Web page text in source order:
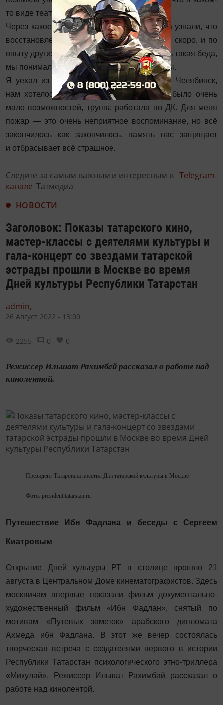
то виде театр сможет существовать.
Через какое-то время в руководстве театра узнали, что
восстановление здания, если и будет, то не скоро, и по
опыту других театров, с которыми случилась такая беда,
мы понимали, что это на многие-многие годы.
Я уехал из Казани вслед за Цейтлиным в Челябинск,
нам ­хотелось продолжать работу, а здесь было очень
мало возможностей, труппа работала по ДК. Для меня
пожар — это очень неприятное воспоминание, но всё
закончилось как закончилось, память нас защищает
и отбрасывает всё страшное.
Следите за самым важным и интересным в Telegram-
канале Татмедиа
НОВОСТИ
Заголовок: Показы татарского кино,
мастер-классы c деятелями культуры и
гала-концерт со звездами татарской
эстрады прошли в Москве во время
Дней культуры Республики Татарстан
admin,
26 Август 2022 - 13:00
2255 0 0
Режиссер Ильшат Рахимбай рассказал о работе над
кинолентой.
Президент Татарстана посетил Дни татарской культуры в Москве
Фото: president.tatarstan.ru
Путешествие Ибн Фадлана и беседы с Сергеем
Киатровым
Открытие Дней культуры РТ в столице прошло 21
августа в Центральном Доме кинематографистов. Здесь
москвичам впервые показали фильм документально-
художественный фильм «Ибн Фадлан», снятый по
мотивам «Путевых заметок» арабского дипломата
Ахмеда ибн Фадлана. В этот же вечер состоялась
творческая встреча с создателями первого в истории
Республики Татарстан психологического этно-триллера
«Микулай». Режиссер Ильшат Рахимбай рассказал о
работе над кинолентой.